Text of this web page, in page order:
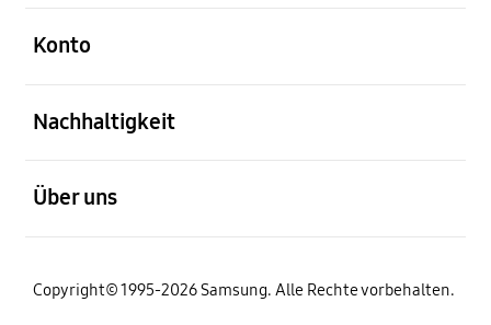
Konto
Nachhaltigkeit
Über uns
Copyright© 1995-2026 Samsung. Alle Rechte vorbehalten.